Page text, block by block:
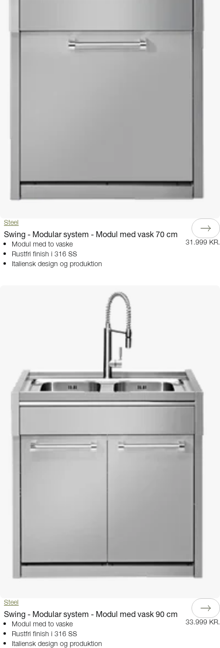
Steel
Swing - Modular system - Modul med vask 70 cm
Modul med to vaske
Rustfri finish i 316 SS
Italiensk design og produktion
31.999 KR.
Steel
Swing - Modular system - Modul med vask 90 cm
Modul med to vaske
Rustfri finish i 316 SS
Italiensk design og produktion
33.999 KR.